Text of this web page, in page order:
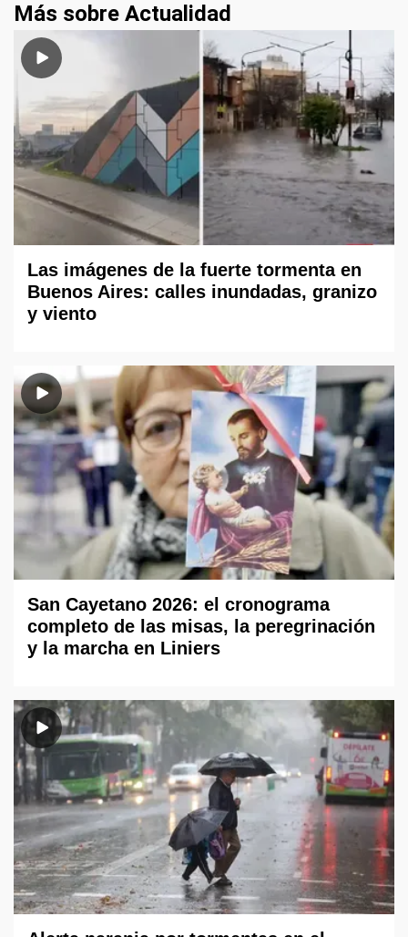
Más sobre Actualidad
Las imágenes de la fuerte tormenta en
Buenos Aires: calles inundadas, granizo
y viento
San Cayetano 2026: el cronograma
completo de las misas, la peregrinación
y la marcha en Liniers